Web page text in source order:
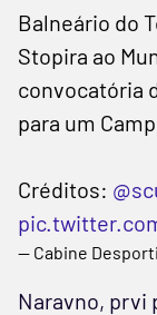
Balneário do
Stopira ao
convocatória
para um
Créditos:
— Cabine
Naravno, prvi